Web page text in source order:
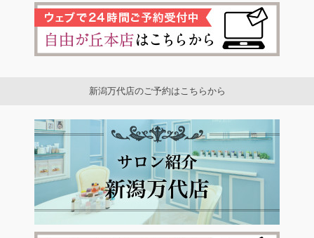
新潟万代店のご予約はこちらから